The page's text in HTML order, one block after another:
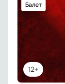
12+
Балет